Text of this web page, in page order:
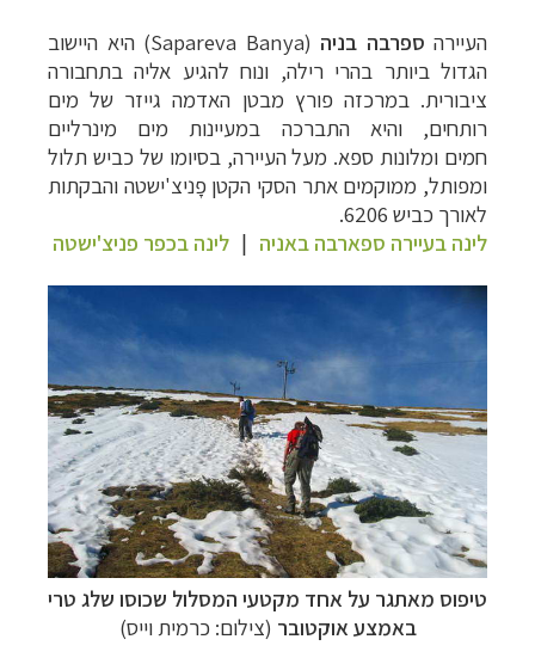
העיירה ספרבה בניה (
Sapareva Banya) היא היישוב
הגדול ביותר בהרי רילה, ונוח להגיע אליה בתחבורה
ציבורית.במרכזה פורץ מבטן האדמה גייזר של מים
רותחים, והיא התברכה במעיינות מים מינרליים
חמים ומלונות ספא. מעל העיירה, בסיומו של כביש תלול
ומפותל, ממוקמים אתר הסקי הקטןפָניצ'ישטה והבקתות
לאורך כביש 6206
.
לינה בעיירה ספארבה באניה
לינה בכפר פניצ'ישטה
טיפוס מאתגר על אחד מקטעי המסלול שכוסו שלג טרי
באמצע אוקטובר (צילום: כרמית וייס)